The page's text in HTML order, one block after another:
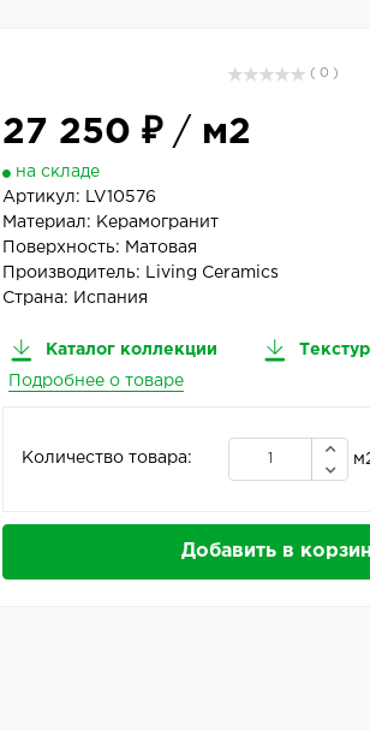
( 0 )
27 250 ₽/ м2
на складе
Артикул:
LV10576
Материал: Керамогранит
Поверхность: Матовая
Производитель:
Living Ceramics
Страна: Испания
Каталог коллекции
Подробнее о товаре
Количество товара:
Добавить в